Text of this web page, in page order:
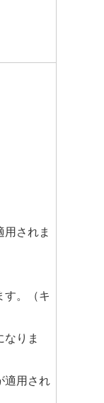
されま
。（キ
りま
適用され